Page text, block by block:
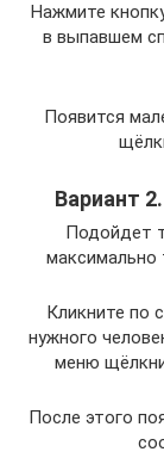
Нажмите
в выпавшем
Появится
Вариант
Подойдет
максимально
Кликните по
нужного
меню
После этого